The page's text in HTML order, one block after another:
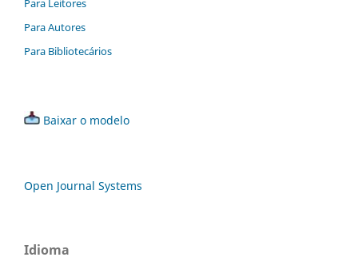
Para Leitores
Para Autores
Para Bibliotecários
Baixar o modelo
Open Journal Systems
Idioma